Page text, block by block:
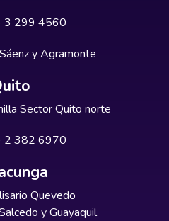
3 299 4560
y Agramonte
Sector Quito norte
2 382 6970
Quevedo
y Guayaquil